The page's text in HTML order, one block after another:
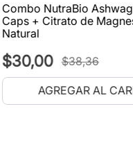
Combo NutraBio
Caps + Citrato de
Natural
$30,00 $38,36
AGREGAR AL